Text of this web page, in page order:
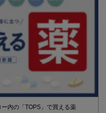
内の「TOPS」で買える薬